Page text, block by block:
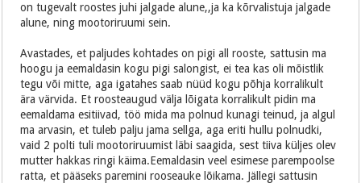
on tugevalt roostes juhi jalgade alune,,ja ka kõrvalistuja jalgade
alune, ning mootoriruumi sein.
Avastades, et paljudes kohtades on pigi all rooste, sattusin ma
hoogu ja eemaldasin kogu pigi salongist, ei tea kas oli mõistlik
tegu või mitte, aga igatahes saab nüüd kogu põhja korralikult
ära värvida. Et roosteaugud välja lõigata korralikult pidin ma
eemaldama esitiivad, töö mida ma polnud kunagi teinud, ja algul
ma arvasin, et tuleb palju jama sellga, aga eriti hullu polnudki,
vaid 2 polti tuli mootoriruumist läbi saagida, sest tiiva küljes olev
mutter hakkas ringi käima.Eemaldasin veel esimese parempoolse
ratta, et pääseks paremini rooseauke lõikama. Jällegi sattusin